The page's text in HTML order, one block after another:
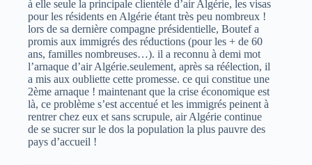
à elle seule la principale clientèle d’air Algérie, les visas
pour les résidents en Algérie étant très peu nombreux !
lors de sa dernière compagne présidentielle, Boutef a
promis aux immigrés des réductions (pour les + de 60
ans, familles nombreuses…). il a reconnu à demi mot
l’arnaque d’air Algérie.seulement, après sa réélection, il
a mis aux oubliette cette promesse. ce qui constitue une
2ème arnaque ! maintenant que la crise économique est
là, ce problème s’est accentué et les immigrés peinent à
rentrer chez eux et sans scrupule, air Algérie continue
de se sucrer sur le dos la population la plus pauvre des
pays d’accueil !